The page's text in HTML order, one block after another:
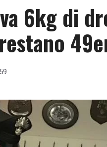
6kg di